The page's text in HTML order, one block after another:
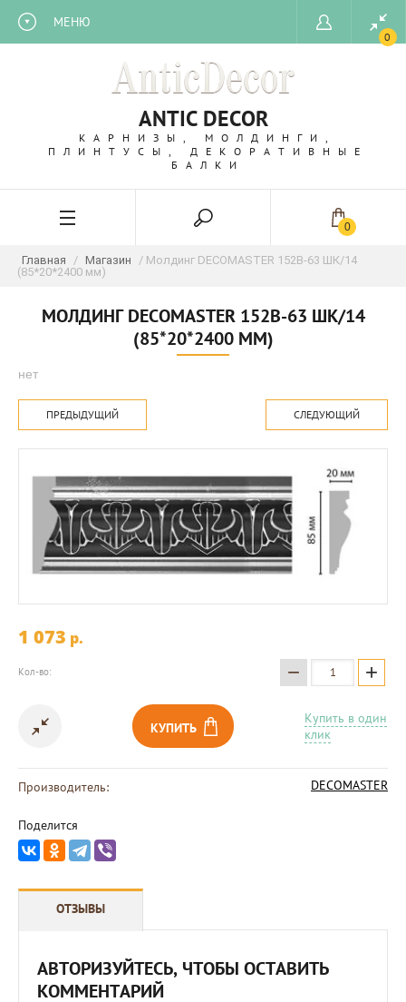
МЕНЮ
0
ANTIC DECOR
КАРНИЗЫ, МОЛДИНГИ,
ПЛИНТУСЫ, ДЕКОРАТИВНЫЕ
БАЛКИ
0
Главная / Магазин
/ Молдинг DECOMASTER 152B-63 ШК/14
(85*20*2400 мм)
МОЛДИНГ DECOMASTER 152B-63 ШК/14
(85*20*2400 ММ)
нет
ПРЕДЫДУЩИЙ СЛЕДУЮЩИЙ
1 073 p.
Кол-во: − +
КУПИТЬ
Купить в один
клик
Производитель: DECOMASTER
Поделится
ОТЗЫВЫ
АВТОРИЗУЙТЕСЬ, ЧТОБЫ ОСТАВИТЬ
КОММЕНТАРИЙ